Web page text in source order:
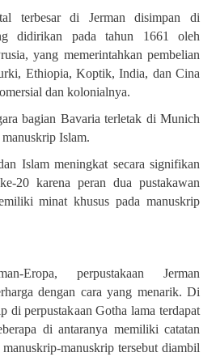
terbesar di Jerman disimpan di
didirikan pada tahun 1661 oleh
yang memerintahkan pembelian
Ethiopia, Koptik, India, dan Cina
dan kolonialnya.
bagian Bavaria terletak di Munich
Islam.
Islam meningkat secara signifikan
20 karena peran dua pustakawan
minat khusus pada manuskrip
Eropa, perpustakaan Jerman
dengan cara yang menarik. Di
di perpustakaan Gotha lama terdapat
di antaranya memiliki catatan
manuskrip tersebut diambil